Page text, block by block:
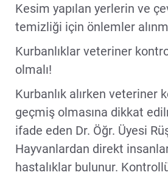
Kesim yapılan yerlerin ve
temizliği için önlemler
Kurbanlıklar veteriner
olmalı!
Kurbanlık alırken veteriner
geçmiş olmasına dikkat
ifade eden Dr. Öğr. Üyesi
Hayvanlardan direkt
hastalıklar bulunur.